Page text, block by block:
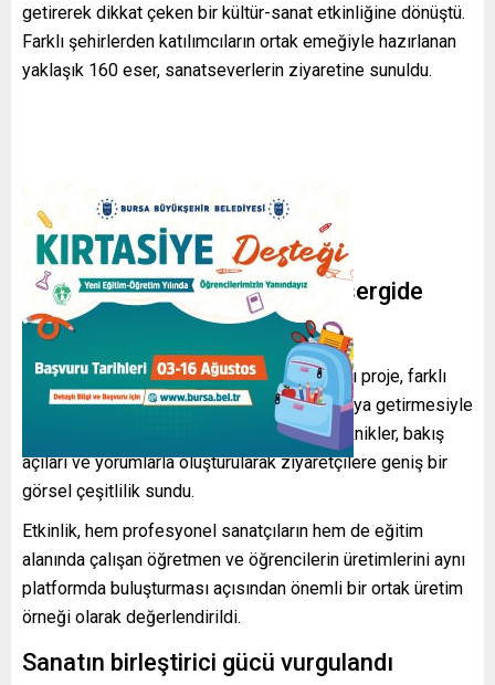
getirerek dikkat çeken bir kültür-sanat etkinliğine dönüştü.
Farklı şehirlerden katılımcıların ortak emeğiyle hazırlanan
yaklaşık 160 eser, sanatseverlerin ziyaretine sunuldu.
81 ilden gelen sanatçılar aynı sergide
buluştu
Türkiye’nin 81 ilinden katılımcıların yer aldığı proje, farklı
yaş gruplarını ve sanatsal disiplinleri bir araya getirmesiyle
öne çıktı. Sergide yer alan eserler; farklı teknikler, bakış
açıları ve yorumlarla oluşturularak ziyaretçilere geniş bir
görsel çeşitlilik sundu.
Etkinlik, hem profesyonel sanatçıların hem de eğitim
alanında çalışan öğretmen ve öğrencilerin üretimlerini aynı
platformda buluşturması açısından önemli bir ortak üretim
örneği olarak değerlendirildi.
Sanatın birleştirici gücü vurgulandı